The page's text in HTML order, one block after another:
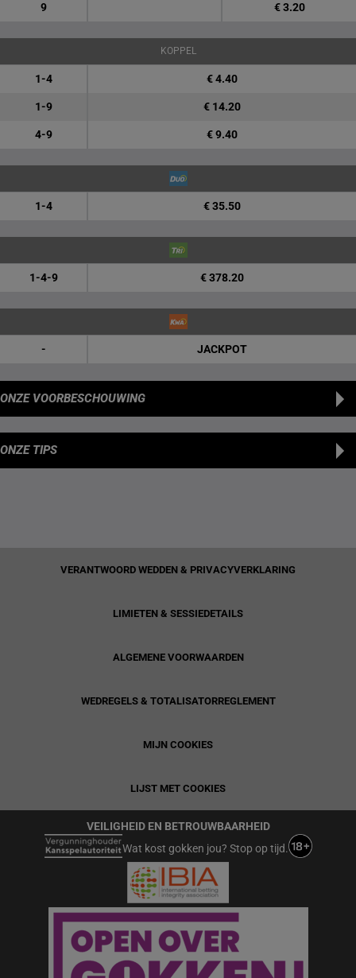
9 € 3.20
KOPPEL
1-4 € 4.40
1-9 € 14.20
4-9 € 9.40
1-4 € 35.50
1-4-9 € 378.20
- JACKPOT
ONZE VOORBESCHOUWING
ONZE TIPS
VERANTWOORD WEDDEN & PRIVACYVERKLARING
LIMIETEN & SESSIEDETAILS
ALGEMENE VOORWAARDEN
WEDREGELS & TOTALISATORREGLEMENT
MIJN COOKIES
LIJST MET COOKIES
VEILIGHEID EN BETROUWBAARHEID
Wat kost gokken jou? Stop op tijd.